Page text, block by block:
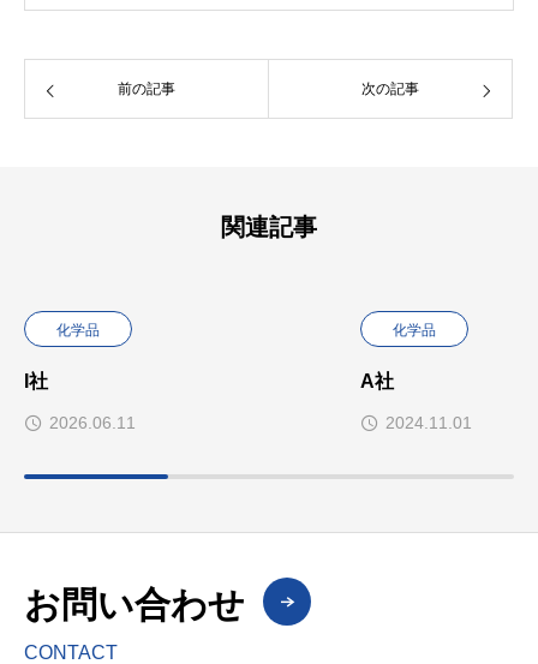
前の記事 次の記事
関連記事
化学品
I社
2026.06.11
化学品
A社
2024.11.01
お問い合わせ
CONTACT